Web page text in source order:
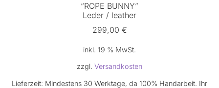
“ROPE BUNNY”
Leder / leather
299,00 €
inkl. 19 % MwSt.
zzgl. Versandkosten
Lieferzeit: Mindestens 30 Werktage, da 100% Handarbeit. Ihr